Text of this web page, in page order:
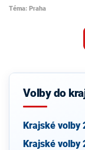
Téma: Praha
Volby do
Krajské volby
Krajské volby